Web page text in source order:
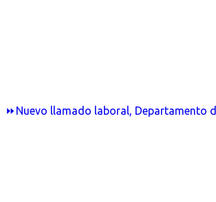
⏩Nuevo llamado laboral, Departamento